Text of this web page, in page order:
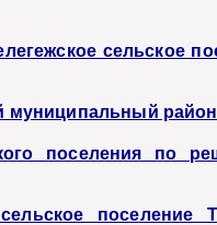
сельское
муниципальный
поселения по
поселение